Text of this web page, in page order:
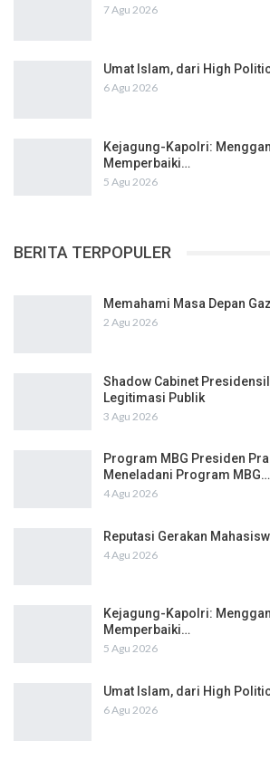
7 Agu 2026
Umat Islam, dari High
6 Agu 2026
Kejagung-Kapolri:
Memperbaiki…
5 Agu 2026
BERITA TERPOPULER
Memahami Masa Depan
2 Agu 2026
Shadow Cabinet
Legitimasi Publik
3 Agu 2026
Program MBG Presiden
Meneladani Program MBG…
4 Agu 2026
Reputasi Gerakan
4 Agu 2026
Kejagung-Kapolri:
Memperbaiki…
5 Agu 2026
Umat Islam, dari High
6 Agu 2026